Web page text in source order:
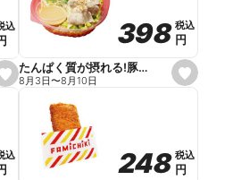
o
r
i
e
o
r
i
e
s
e
o
r
i
込
込
s
e
o
r
i
398
398 税込
税込
円
円
たんぱく質が摂れる!豚しゃぶのパスタサラダ
8月3日〜8月10日
込
込 248
248 税込
税込
円
円